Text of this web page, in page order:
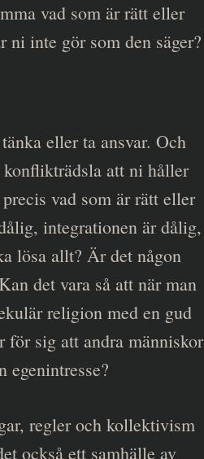
vad som är rätt eller
inte gör som den säger?
eller ta ansvar. Och
konflikträdsla att ni håller
vad som är rätt eller
integrationen är dålig,
lösa allt? Är det någon
det vara så att när man
religion med en gud
för sig att andra människor
egenintresse?
regler och kollektivism
också ett samhälle av